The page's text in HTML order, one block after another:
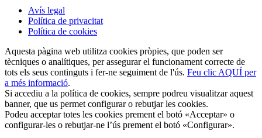
Avís legal
Política de privacitat
Política de cookies
Aquesta pàgina web utilitza cookies pròpies, que poden ser
tècniques o analítiques, per assegurar el funcionament correcte de
tots els seus continguts i fer-ne seguiment de l'ús. Feu clic AQUÍ per
a més informació.
Si accediu a la política de cookies, sempre podreu visualitzar aquest
banner, que us permet configurar o rebutjar les cookies.
Podeu acceptar totes les cookies prement el botó «Acceptar» o
configurar-les o rebutjar-ne l’ús prement el botó «Configurar».